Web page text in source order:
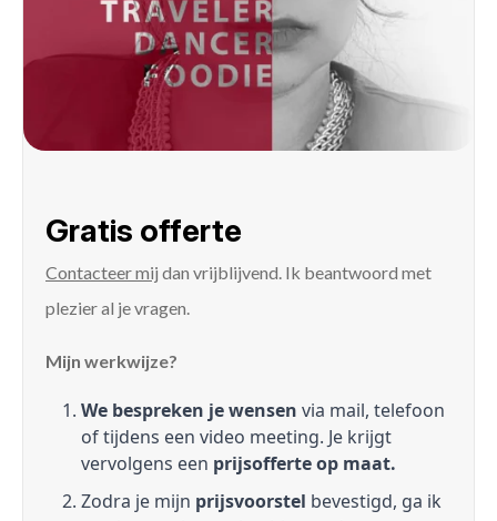
Gratis offerte
Contacteer mij dan vrijblijvend. Ik beantwoord met
plezier al je vragen.
Mijn werkwijze?
We bespreken je wensen via mail, telefoon
of tijdens een video meeting. Je krijgt
vervolgens een prijsofferte op maat.
Zodra je mijn prijsvoorstel bevestigd, ga ik